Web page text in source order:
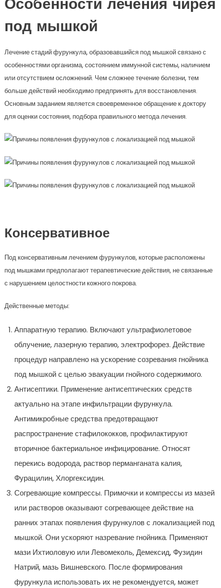
Особенности лечения чирея
под мышкой
Лечение стадий фурункула, образовавшийся под мышкой связано с
особенностями организма, состоянием иммунной системы, наличием
или отсутствием осложнений. Чем сложнее течение болезни, тем
больше действий необходимо предпринять для восстановления.
Основным заданием является своевременное обращение к доктору
для оценки состояния, подбора правильного метода лечения.
Консервативное
Под консервативным лечением фурункулов, которые расположены
под мышками предполагают терапевтические действия, не связанные
с нарушением целостности кожного покрова.
Действенные методы:
Аппаратную терапию. Включают ультрафиолетовое
облучение, лазерную терапию, электрофорез. Действие
процедур направлено на ускорение созревания гнойника
под мышкой с целью эвакуации гнойного содержимого.
Антисептики. Применение антисептических средств
актуально на этапе инфильтрации фурункула.
Антимикробные средства предотвращают
распространение стафилококков, профилактируют
вторичное бактериальное инфицирование. Относят
перекись водорода, раствор перманганата калия,
Фурацилин, Хлоргексидин.
Согревающие компрессы. Примочки и компрессы из мазей
или растворов оказывают согревающее действие на
ранних этапах появления фурункулов с локализацией под
мышкой. Они ускоряют назревание гнойника. Применяют
мази Ихтиоловую или Левомеколь, Демексид, Фузидин
Натрий, мазь Вишневского. После формирования
фурункула использовать их не рекомендуется, может